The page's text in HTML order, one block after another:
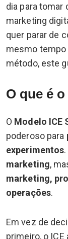
dia para
marketing
quer parar de
mesmo tempo
método, este
O que é
O Modelo ICE
poderoso para
experimentos
marketing,
marketing,
operações.
Em vez de
primeiro, o